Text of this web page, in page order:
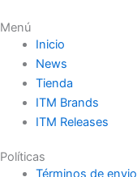
Menú
Inicio
News
Tienda
ITM Brands
ITM Releases
Políticas
Términos de envio